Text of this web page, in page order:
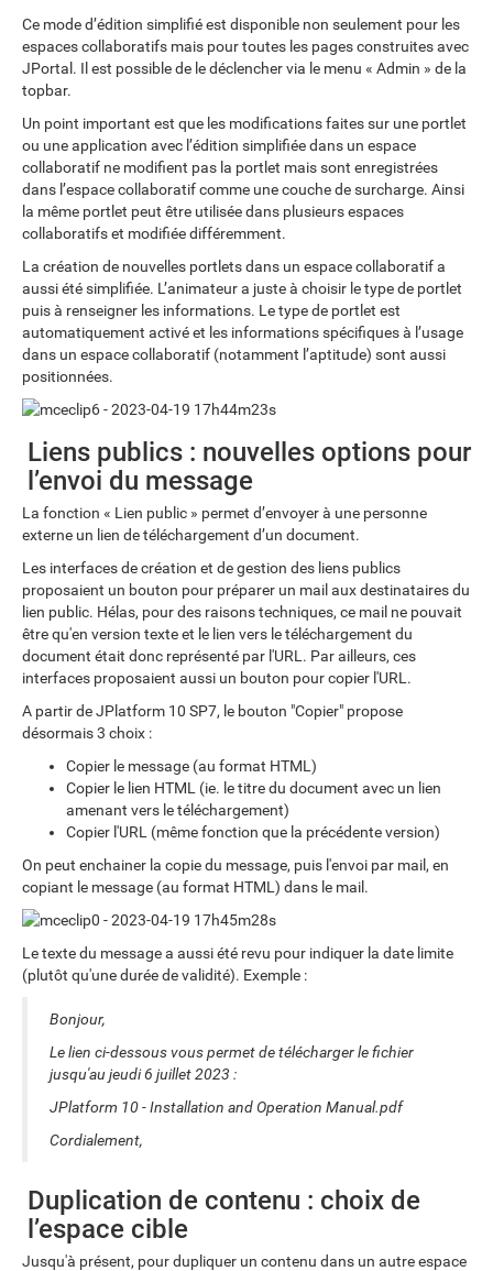
Ce mode d’édition simplifié est disponible non seulement pour les
espaces collaboratifs mais pour toutes les pages construites avec
JPortal. Il est possible de le déclencher via le menu « Admin » de la
topbar.
Un point important est que les modifications faites sur une portlet
ou une application avec l’édition simplifiée dans un espace
collaboratif ne modifient pas la portlet mais sont enregistrées
dans l’espace collaboratif comme une couche de surcharge. Ainsi
la même portlet peut être utilisée dans plusieurs espaces
collaboratifs et modifiée différemment.
La création de nouvelles portlets dans un espace collaboratif a
aussi été simplifiée. L’animateur a juste à choisir le type de portlet
puis à renseigner les informations. Le type de portlet est
automatiquement activé et les informations spécifiques à l’usage
dans un espace collaboratif (notamment l’aptitude) sont aussi
positionnées.
Liens publics : nouvelles options pour
l’envoi du message
La fonction « Lien public » permet d’envoyer à une personne
externe un lien de téléchargement d’un document.
Les interfaces de création et de gestion des liens publics
proposaient un bouton pour préparer un mail aux destinataires du
lien public. Hélas, pour des raisons techniques, ce mail ne pouvait
être qu'en version texte et le lien vers le téléchargement du
document était donc représenté par l'URL. Par ailleurs, ces
interfaces proposaient aussi un bouton pour copier l'URL.
A partir de JPlatform 10 SP7, le bouton "Copier" propose
désormais 3 choix :
Copier le message (au format HTML)
Copier le lien HTML (ie. le titre du document avec un lien
amenant vers le téléchargement)
Copier l'URL (même fonction que la précédente version)
On peut enchainer la copie du message, puis l'envoi par mail, en
copiant le message (au format HTML) dans le mail.
Le texte du message a aussi été revu pour indiquer la date limite
(plutôt qu'une durée de validité). Exemple :
Bonjour,
Le lien ci-dessous vous permet de télécharger le fichier
jusqu'au jeudi 6 juillet 2023 :
JPlatform 10 - Installation and Operation Manual.pdf
Cordialement,
Duplication de contenu : choix de
l’espace cible
Jusqu'à présent, pour dupliquer un contenu dans un autre espace